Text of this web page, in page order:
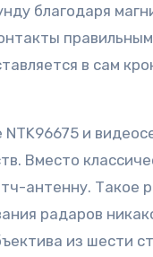
благодаря
в сам
и
Вместо
антенну. Такое
радаров
из шести